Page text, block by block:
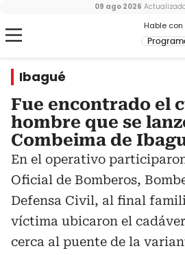
Hable con
09 ago 2026
Ibagué
Fue encontrado el
hombre que se
Combeima de
En el operativo
Oficial de Bomberos,
Defensa Civil, al final
víctima ubicaron el
cerca al puente de la